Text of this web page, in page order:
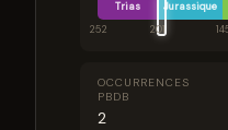
un sauropode
Trias Jurassique
252
201
OCCURRENCES
PBDB
2